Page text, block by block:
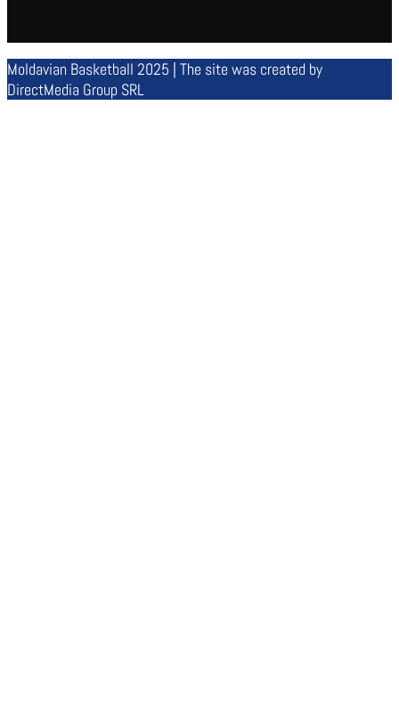
Moldavian Basketball 2025 | The site was created by
DirectMedia Group SRL